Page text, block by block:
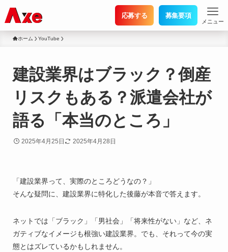
応募する 募集要項
メニュー
ホーム YouTube
建設業界はブラック？倒産
リスクもある？派遣会社が
語る「本当のところ」
2025年4月25日 2025年4月28日
「建設業界って、実際のところどうなの？」
そんな疑問に、建設業界に特化した後藤が本音で答えます。
ネットでは「ブラック」「男社会」「将来性がない」など、ネ
ガティブなイメージも根強い建設業界。でも、それって今の実
態とはズレているかもしれません。